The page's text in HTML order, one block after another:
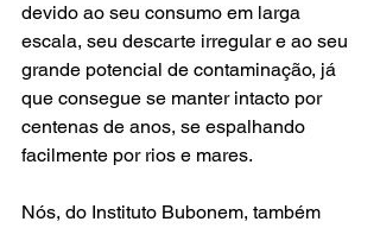
devido ao seu consumo em larga
escala, seu descarte irregular e ao seu
grande potencial de contaminação, já
que consegue se manter intacto por
centenas de anos, se espalhando
facilmente por rios e mares.
Nós, do Instituto Bubonem, também